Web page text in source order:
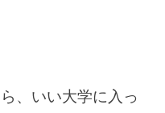
、いい大学に入っ